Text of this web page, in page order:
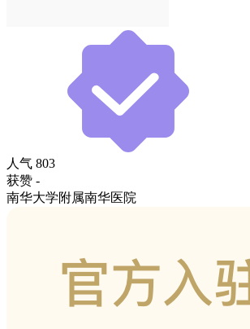
人气 803
获赞 -
南华大学附属南华医院